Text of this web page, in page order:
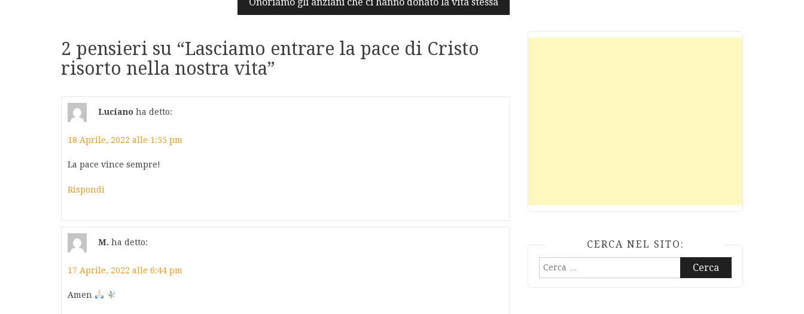
2 pensieri su “Lasciamo entrare la pace di Cristo
risorto nella nostra vita”
Luciano ha detto:
18 Aprile, 2022 alle 1:55 pm
La pace vince sempre!
Rispondi
M. ha detto:
17 Aprile, 2022 alle 6:44 pm
Amen
CERCA NEL SITO:
Ricerca